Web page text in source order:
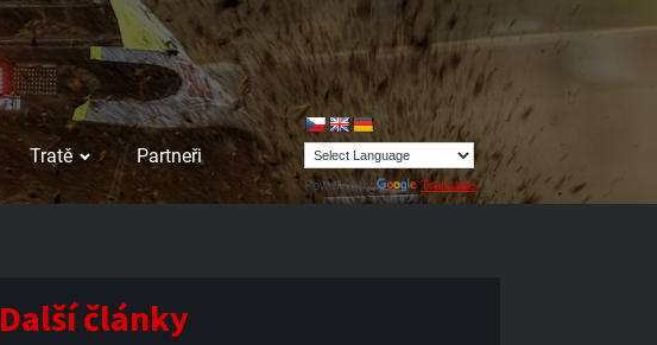
Tratě Partneři
Powered by Translate
Další články